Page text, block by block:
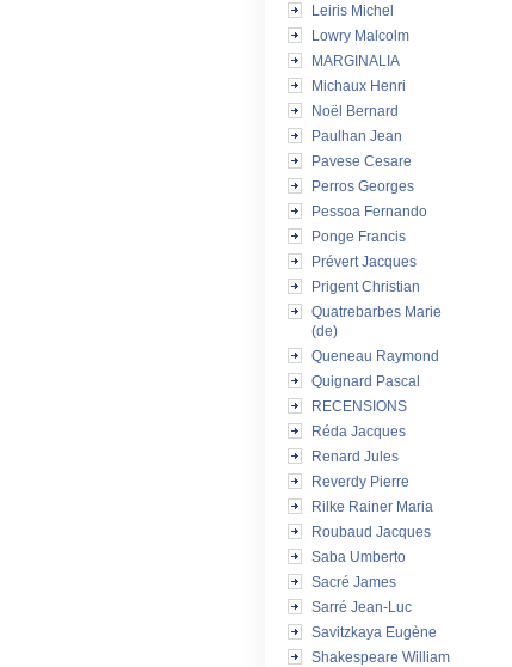
Leiris Michel
Lowry Malcolm
MARGINALIA
Michaux Henri
Noël Bernard
Paulhan Jean
Pavese Cesare
Perros Georges
Pessoa Fernando
Ponge Francis
Prévert Jacques
Prigent Christian
Quatrebarbes Marie
(de)
Queneau Raymond
Quignard Pascal
RECENSIONS
Réda Jacques
Renard Jules
Reverdy Pierre
Rilke Rainer Maria
Roubaud Jacques
Saba Umberto
Sacré James
Sarré Jean-Luc
Savitzkaya Eugène
Shakespeare William